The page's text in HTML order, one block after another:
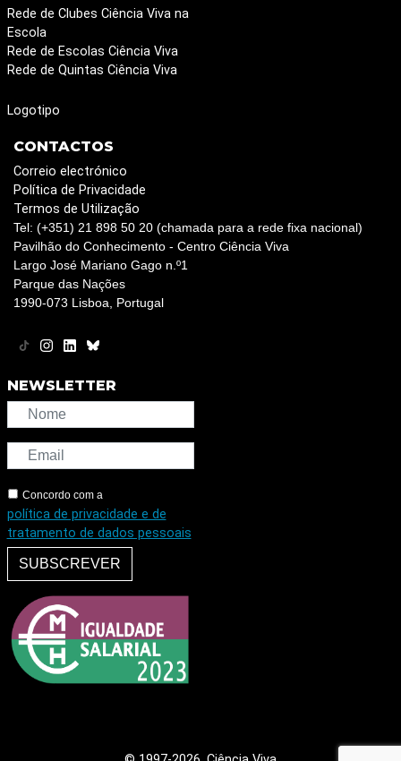
Rede de Clubes Ciência Viva na
Escola
Rede de Escolas Ciência Viva
Rede de Quintas Ciência Viva
Logotipo
CONTACTOS
Correio electrónico
Política de Privacidade
Termos de Utilização
Tel: (+351) 21 898 50 20 (chamada para a rede fixa nacional)
Pavilhão do Conhecimento - Centro Ciência Viva
Largo José Mariano Gago n.º1
Parque das Nações
1990-073 Lisboa, Portugal
NEWSLETTER
Concordo com a
política de privacidade e de
tratamento de dados pessoais
SUBSCREVER